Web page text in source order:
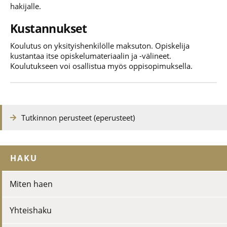
hakijalle.
Kustannukset
Koulutus on yksityishenkilölle maksuton. Opiskelija
kustantaa itse opiskelumateriaalin ja -välineet.
Koulutukseen voi osallistua myös oppisopimuksella.
Tutkinnon perusteet (eperusteet)
HAKU
Miten haen
Yhteishaku